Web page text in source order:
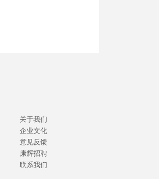
关于我们
企业文化
意见反馈
康辉招聘
联系我们